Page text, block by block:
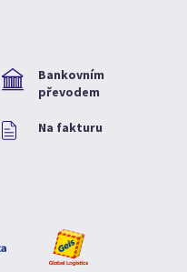
Bankovním
převodem
Na fakturu